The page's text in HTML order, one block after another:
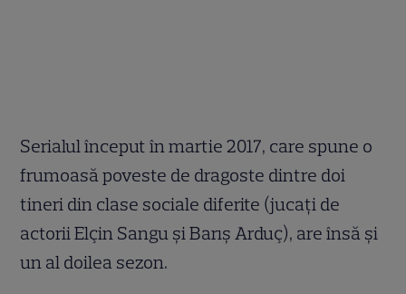
Serialul început în martie 2017, care spune o
frumoasă poveste de dragoste dintre doi
tineri din clase sociale diferite (jucați de
actorii Elçin Sangu și Barış Arduç), are însă și
un al doilea sezon.